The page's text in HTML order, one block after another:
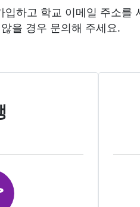
하고 학교 이메일 주소를
을 경우 문의해 주세요.